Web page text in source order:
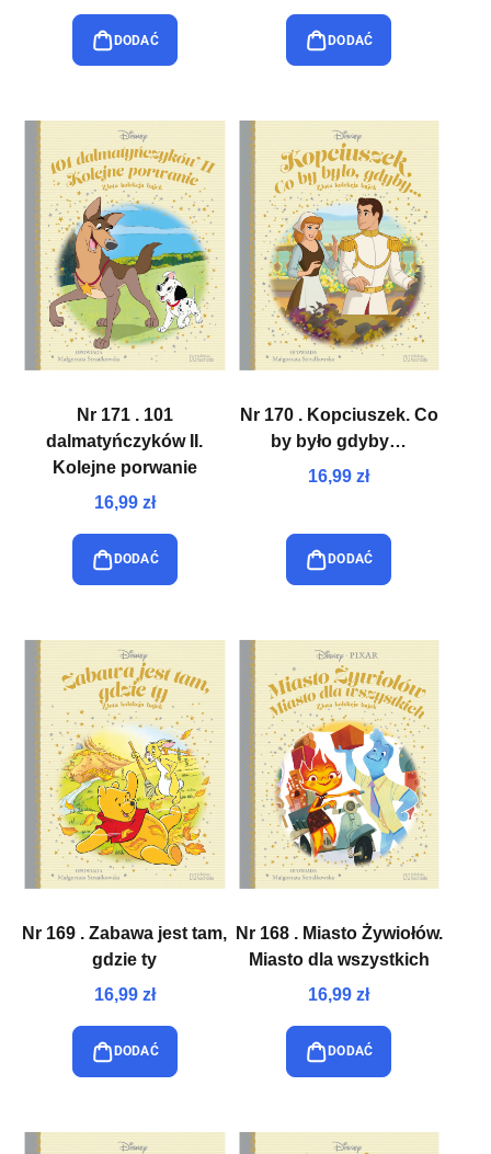
DODAĆ DODAĆ
Nr 171 . 101
dalmatyńczyków II.
Kolejne porwanie
16,99 zł
DODAĆ
Nr 170 . Kopciuszek. Co
by było gdyby…
16,99 zł
DODAĆ
Nr 169 . Zabawa jest tam,
gdzie ty
16,99 zł
DODAĆ
Nr 168 . Miasto Żywiołów.
Miasto dla wszystkich
16,99 zł
DODAĆ